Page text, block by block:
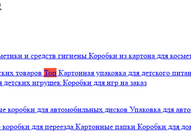
и средств гигиены Коробки из картона для
товаров Топ Картонная упаковка для детского
детских игрушек Коробки для игр на заказ
коробки для автомобильных дисков Упаковка для
для переезда Картонные папки Коробки для